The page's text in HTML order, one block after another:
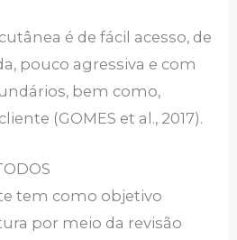
é de fácil acesso, de
pouco agressiva e com
bem como,
(GOMES et al., 2017).
tem como objetivo
por meio da revisão